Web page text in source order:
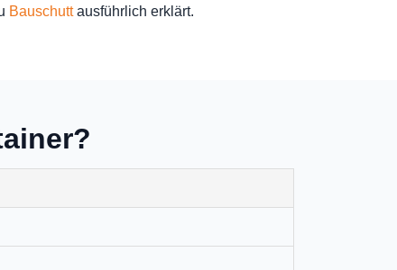
Bauschuttausführlich erklärt.